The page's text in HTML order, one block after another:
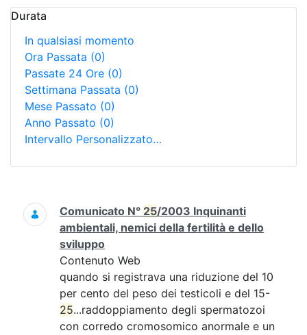
Durata
In qualsiasi momento
Ora Passata (0)
Passate 24 Ore (0)
Settimana Passata (0)
Mese Passato (0)
Anno Passato (0)
Intervallo Personalizzato…
Ricerca
Comunicato N° 25/2003 Inquinanti
ambientali, nemici della fertilità e dello
sviluppo
Contenuto Web
quando si registrava una riduzione del 10
per cento del peso dei testicoli e del 15-
25...raddoppiamento degli spermatozoi
con corredo cromosomico anormale e un